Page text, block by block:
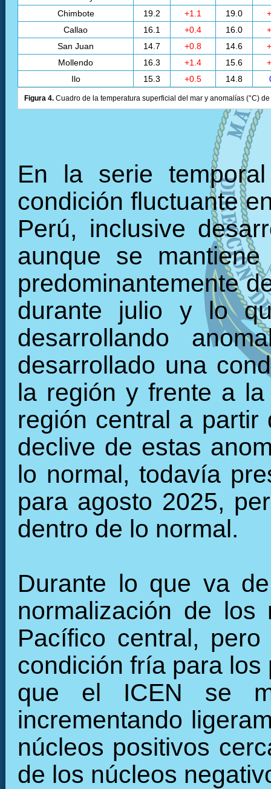
Chimbote
19.2 +1.1 19.0
Callao
16.1 +0.4 16.0
San Juan
14.7 +0.8 14.6
Mollendo
16.3 +1.4 15.6
Ilo
15.3 +0.5 14.8
Figura 4. Cuadro de la temperatura superficial del mar y anomalías (°C)
En la serie
condición fluctuante
Perú, inclusive
aunque se
predominantemente
durante julio y lo
desarrollando
desarrollado una
la región y frente a
región central a
declive de estas
lo normal, todavía
para agosto 2025,
dentro de lo normal.
Durante lo que va
normalización de
Pacífico central,
condición fría para
que el ICEN se
incrementando
núcleos positivos
de los núcleos